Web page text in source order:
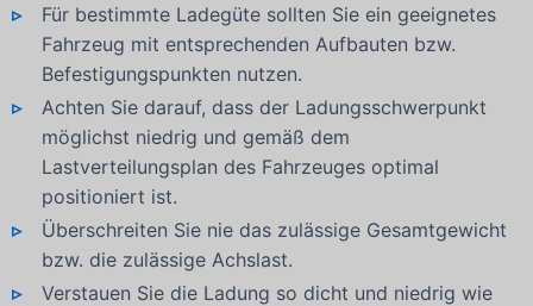
Für bestimmte Ladegüte sollten Sie ein geeignetes
Fahrzeug mit entsprechenden Aufbauten bzw.
Befestigungspunkten nutzen.
Achten Sie darauf, dass der Ladungsschwerpunkt
möglichst niedrig und gemäß dem
Lastverteilungsplan des Fahrzeuges optimal
positioniert ist.
Überschreiten Sie nie das zulässige Gesamtgewicht
bzw. die zulässige Achslast.
Verstauen Sie die Ladung so dicht und niedrig wie